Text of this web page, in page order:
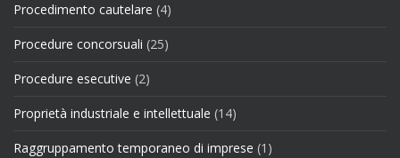
Procedimento cautelare (4)
Procedure concorsuali (25)
Procedure esecutive (2)
Proprietà industriale e intellettuale (14)
Raggruppamento temporaneo di imprese (1)